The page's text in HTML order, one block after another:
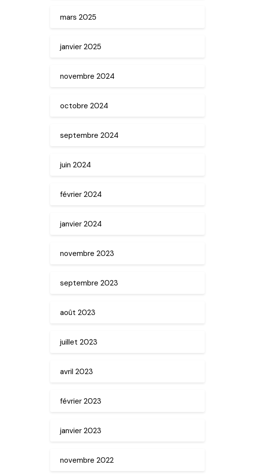
mars 2025
janvier 2025
novembre 2024
octobre 2024
septembre 2024
juin 2024
février 2024
janvier 2024
novembre 2023
septembre 2023
août 2023
juillet 2023
avril 2023
février 2023
janvier 2023
novembre 2022